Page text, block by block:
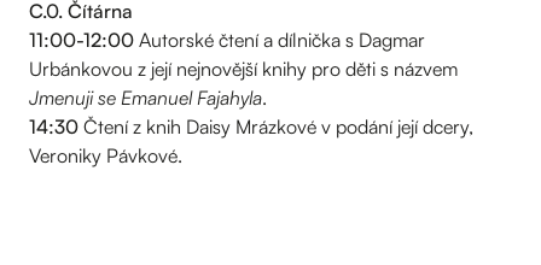
C.0. Čítárna
11:00-12:00 Autorské čtení a dílnička s Dagmar
Urbánkovou z její nejnovější knihy pro děti s názvem
Jmenuji se Emanuel Fajahyla.
14:30 Čtení z knih Daisy Mrázkové v podání její dcery,
Veroniky Pávkové.